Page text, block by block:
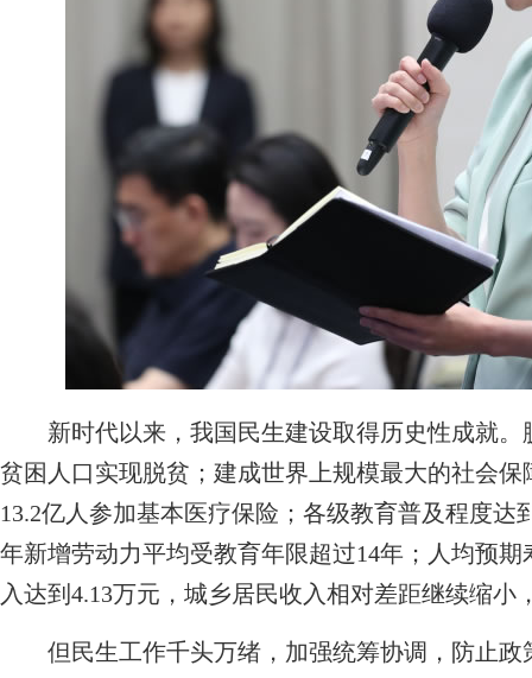
新时代以来，我国民生建设取得历史性成就。
贫困人口实现脱贫；建成世界上规模最大的社会
13.2亿人参加基本医疗保险；各级教育普及程度达
年新增劳动力平均受教育年限超过14年；人均预
入达到4.13万元，城乡居民收入相对差距继续缩小
但民生工作千头万绪，加强统筹协调，防止政